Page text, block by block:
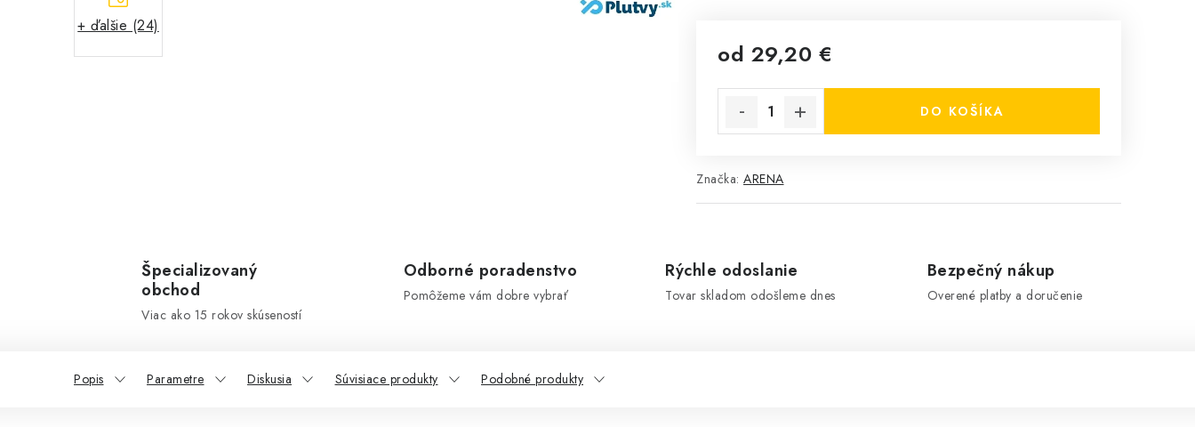
+ ďalšie (24)
od 29,20 €
DO KOŠÍKA
Značka: ARENA
Špecializovaný
obchod
Viac ako 15 rokov skúseností
Odborné poradenstvo
Pomôžeme vám dobre vybrať
Rýchle odoslanie
Tovar skladom odošleme dnes
Bezpečný nákup
Overené platby a doručenie
Popis Parametre Diskusia Súvisiace produkty Podobné produkty